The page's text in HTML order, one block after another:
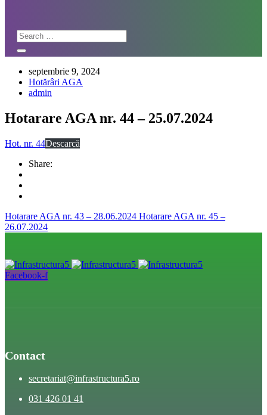
septembrie 9, 2024
Hotărâri AGA
admin
Hotarare AGA nr. 44 – 25.07.2024
Hot. nr. 44Descarcă
Share:
Hotarare AGA nr. 43 – 28.06.2024 Hotarare AGA nr. 45 –
26.07.2024
Facebook-f
Contact
secretariat@infrastructura5.ro
031 426 01 41